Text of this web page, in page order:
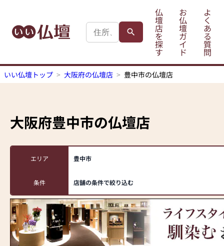
仏
壇
店
を
探
す
お
仏
壇
ガ
イ
ド
よ
く
あ
る
質
問
いい仏壇トップ 大阪府の仏壇店 豊中市の仏壇店
大阪府豊中市の仏壇店
エリア 豊中市
条件 店舗の条件で絞り込む